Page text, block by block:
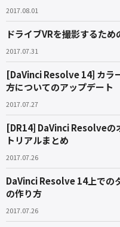
2017.08.01
ドライブVRを撮影するため
2017.07.31
[DaVinci Resolve 14] カラ
方についてのアップデート
2017.07.27
[DR14] DaVinci Resolveの
トリアルまとめ
2017.07.26
DaVinci Resolve 14上での
の作り方
2017.07.26